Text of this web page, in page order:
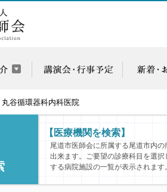
丸谷循環器科内科医院
【医療機関を検索】
尾道市医師会に所属する尾道市内
出来ます。ご要望の診療科目を選
する病院施設の一覧が表示されます